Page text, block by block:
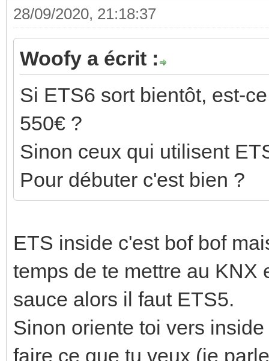
28/09/2020, 21:18:37
Woofy a écrit :
Si ETS6 sort bientôt, est-
550€ ?
Sinon ceux qui utilisent
Pour débuter c'est bien ?
ETS inside c'est bof bof
temps de te mettre au KNX
sauce alors il faut ETS5.
Sinon oriente toi vers
faire ce que tu veux (je